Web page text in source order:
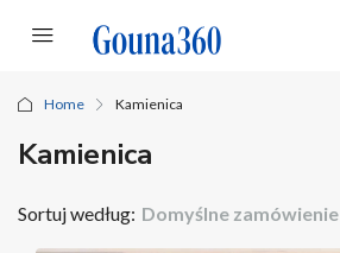
Home Kamienica
Kamienica
Sortuj według: Domyślne zamówienie